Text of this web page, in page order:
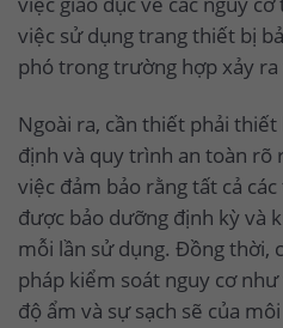
việc sử dụng trang thiết bị
phó trong trường hợp xảy ra
Ngoài ra, cần thiết phải
định và quy trình an toàn rõ
việc đảm bảo rằng tất cả
được bảo dưỡng định kỳ và
mỗi lần sử dụng. Đồng thời,
pháp kiểm soát nguy cơ
độ ẩm và sự sạch sẽ của